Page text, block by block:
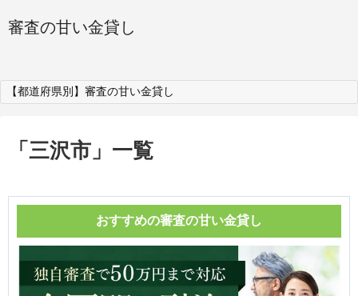
審査の甘い金貸し
【都道府県別】審査の甘い金貸し
「 三沢市 」 一覧
おすすめの審査の甘い金貸し